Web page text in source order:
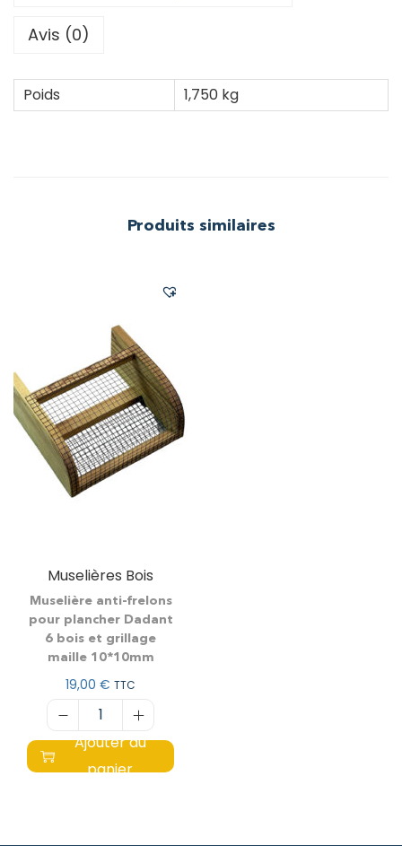
Avis (0)
Poids 1,750 kg
Produits similaires
Muselières Bois
Muselière anti-frelons
pour plancher Dadant
6 bois et grillage
maille 10*10mm
19,00 € TTC
Ajouter au
panier